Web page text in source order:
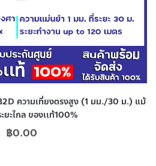
ความเที่ยงตรงสูง (1 มม./30 ม.) แม้
ยะไกล ของเเท้100%
฿0.00